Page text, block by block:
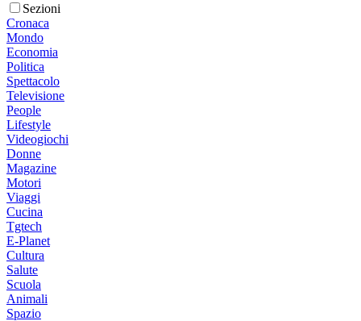
Sezioni
Cronaca
Mondo
Economia
Politica
Spettacolo
Televisione
People
Lifestyle
Videogiochi
Donne
Magazine
Motori
Viaggi
Cucina
Tgtech
E-Planet
Cultura
Salute
Scuola
Animali
Spazio